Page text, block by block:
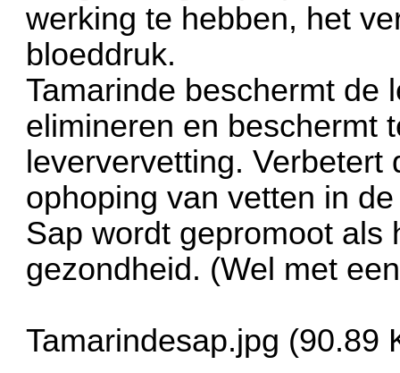
werking te hebben, het
bloeddruk.
Tamarinde beschermt de
elimineren en beschermt
leververvetting.
ophoping van vetten in
Sap wordt gepromoot als
gezondheid. (Wel met
Tamarindesap.jpg (90.89